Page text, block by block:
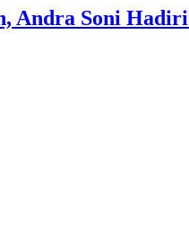
Andra Soni